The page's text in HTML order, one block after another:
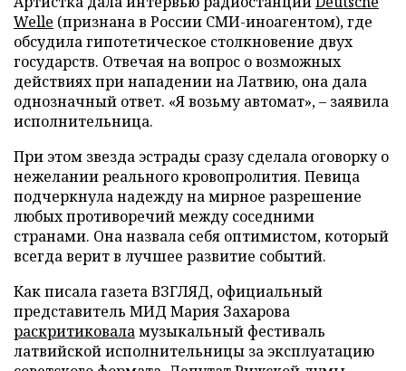
Welle (признана в России СМИ-иноагентом), где
обсудила гипотетическое столкновение двух
государств. Отвечая на вопрос о возможных
действиях при нападении на Латвию, она дала
однозначный ответ. «Я возьму автомат», – заявила
исполнительница.
При этом звезда эстрады сразу сделала оговорку о
нежелании реального кровопролития. Певица
подчеркнула надежду на мирное разрешение
любых противоречий между соседними
странами. Она назвала себя оптимистом, который
всегда верит в лучшее развитие событий.
Как писала газета ВЗГЛЯД, официальный
представитель МИД Мария Захарова
раскритиковаламузыкальный фестиваль
латвийской исполнительницы за эксплуатацию